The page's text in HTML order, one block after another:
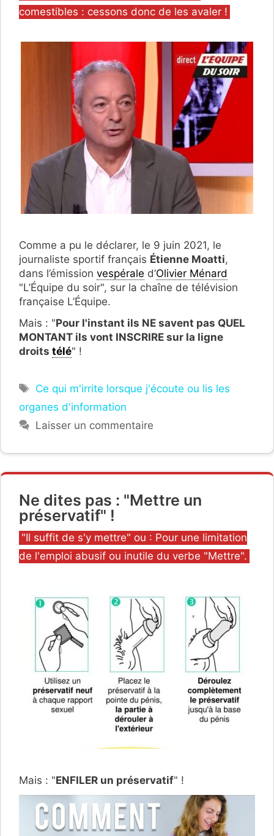
comestibles : cessons donc de les avaler !
Comme a pu le déclarer, le 9 juin 2021, le
journaliste sportif français Étienne Moatti,
dans l’émission vespérale d’Olivier Ménard
"L’Équipe du soir", sur la chaîne de télévision
française L’Équipe.
Mais : "Pour l'instant ils NE savent pas QUEL
MONTANT ils vont INSCRIRE sur la ligne
droits télé" !
Étiquettes
Ce qui m'irrite lorsque j'écoute ou lis les
organes d'information
Laisser un commentaire
Ne dites pas : "Mettre un
préservatif" !
Catégories
"Il suffit de s'y mettre" ou : Pour une limitation
de l'emploi abusif ou inutile du verbe "Mettre".
Mais : "ENFILER un préservatif" !